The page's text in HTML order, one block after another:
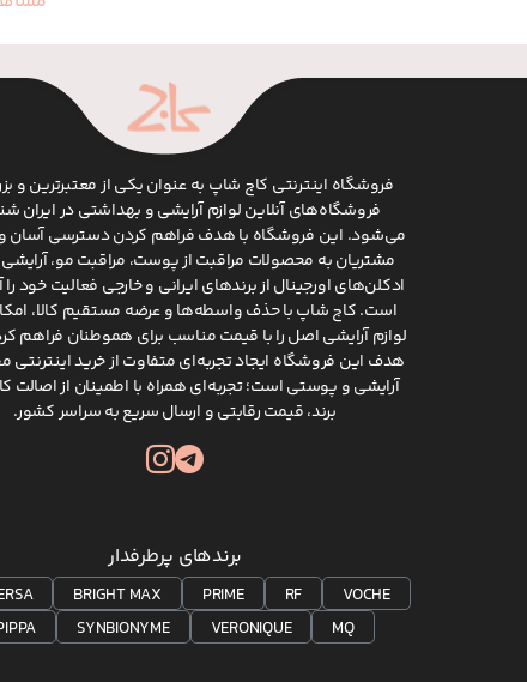
فروشگاه اینترنتی کاج شاپ به عنوان یکی از معتبرترین و
فروشگاه‌های آنلاین لوازم آرایشی و بهداشتی در ایران
می‌شود. این فروشگاه با هدف فراهم کردن دسترسی آسان
مشتریان به محصولات مراقبت از پوست، مراقبت مو،
ادکلن‌های اورجینال از برندهای ایرانی و خارجی فعالیت خود را
است. کاج شاپ با حذف واسطه‌ها و عرضه مستقیم کالا،
لوازم آرایشی اصل را با قیمت مناسب برای هموطنان فراهم
هدف این فروشگاه ایجاد تجربه‌ای متفاوت از خرید اینترنتی
آرایشی و پوستی است؛ تجربه‌ای همراه با اطمینان از اصالت
برند، قیمت رقابتی و ارسال سریع به سراسر کشور.
برندهای پرطرفدار
VOCHE
RF
PRIME
BRIGHT MAX
MQ
VERONIQUE
SYNBIONYME